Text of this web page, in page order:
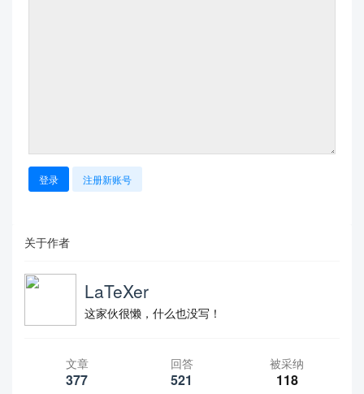
登录 注册新账号
关于作者
LaTeXer
这家伙很懒，什么也没写！
文章
377
回答
521
被采纳
118